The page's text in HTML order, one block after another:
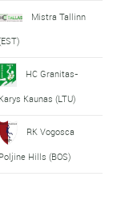
Mistra Tallinn
HC Granitas-
Karys Kaunas (LTU)
RK Vogosca
Poljine Hills (BOS)